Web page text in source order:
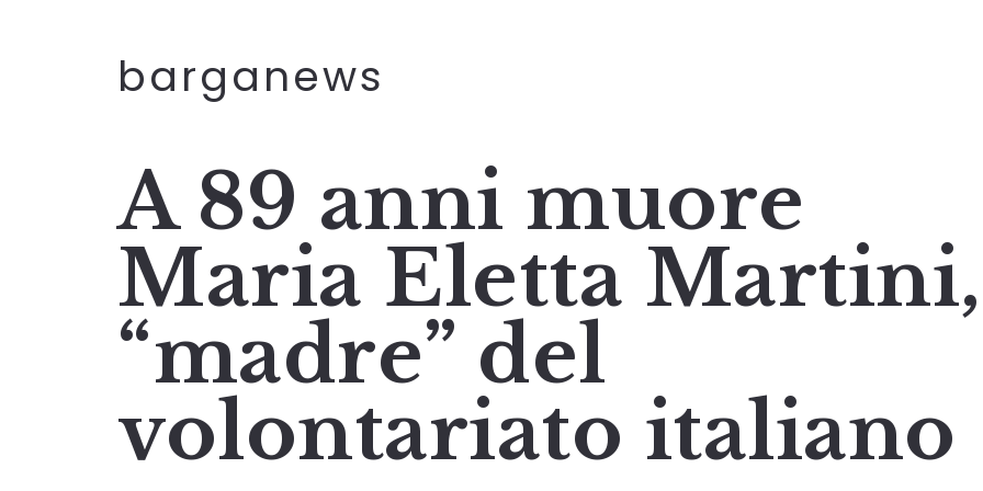
barganews
A 89 anni muore
Maria Eletta Martini,
“madre” del
volontariato italiano